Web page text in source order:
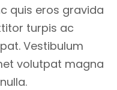
quis eros gravida
turpis ac
Vestibulum
volutpat magna